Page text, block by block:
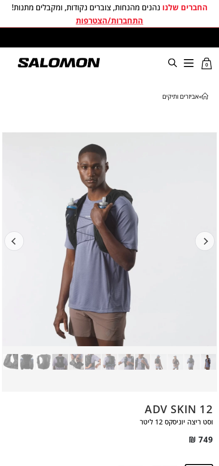
החברים שלנו נהנים מהנחות, צוברים נקודות, ומקבלים מתנות!
התחברות/הצטרפות
0
»אביזרים ותיקים
ADV SKIN 12
וסט ריצה יוניסקס 12 ליטר
₪ 749